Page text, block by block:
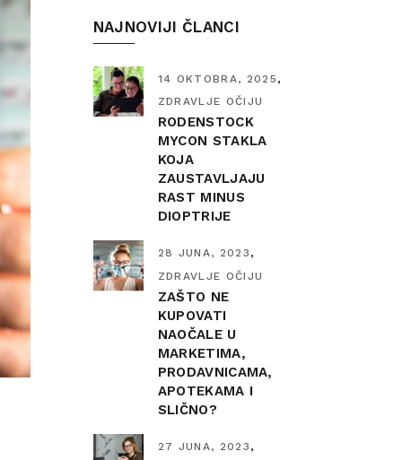
NAJNOVIJI ČLANCI
14 OKTOBRA, 2025
ZDRAVLJE OČIJU
RODENSTOCK
MYCON STAKLA
KOJA
ZAUSTAVLJAJU
RAST MINUS
DIOPTRIJE
28 JUNA, 2023
ZDRAVLJE OČIJU
ZAŠTO NE
KUPOVATI
NAOČALE U
MARKETIMA,
PRODAVNICAMA,
APOTEKAMA I
SLIČNO?
27 JUNA, 2023